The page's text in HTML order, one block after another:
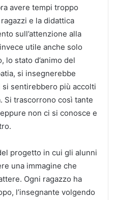
avere tempi troppo
e la didattica
sull’attenzione alla
utile anche solo
lo stato d’animo del
si insegnerebbe
si sentirebbero più accolti
Si trascorrono così tante
non ci si conosce e
progetto in cui gli alunni
una immagine che
Ogni ragazzo ha
l’insegnante volgendo